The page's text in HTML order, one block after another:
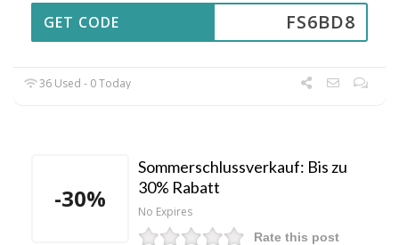
FS6BD8
GET CODE
36 Used - 0 Today
-30%
Sommerschlussverkauf: Bis zu
30% Rabatt
No Expires
Rate this post